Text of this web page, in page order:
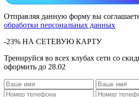
Отправляя данную форму вы
обработки персональных данных
-23% НА СЕТЕВУЮ КАРТУ
Тренируйся во всех клубах сети со
оформить до 28.02